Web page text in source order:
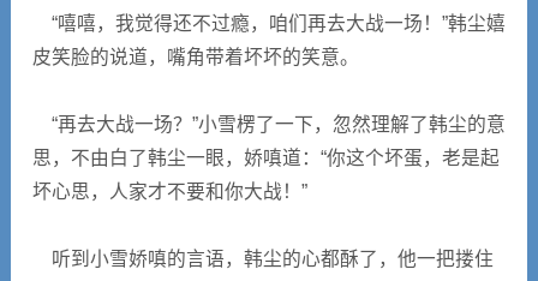
“嘻嘻，我觉得还不过瘾，咱们再去大战一场！”韩尘嬉
皮笑脸的说道，嘴角带着坏坏的笑意。
“再去大战一场？”小雪楞了一下，忽然理解了韩尘的意
思，不由白了韩尘一眼，娇嗔道：“你这个坏蛋，老是起
坏心思，人家才不要和你大战！”
听到小雪娇嗔的言语，韩尘的心都酥了，他一把搂住